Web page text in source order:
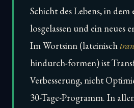
Schicht des Lebens, in dem
losgelassen und ein neues
Im Wortsinn (lateinisch
hindurch-formen) ist
Verbesserung, nicht
30-Tage-Programm. In